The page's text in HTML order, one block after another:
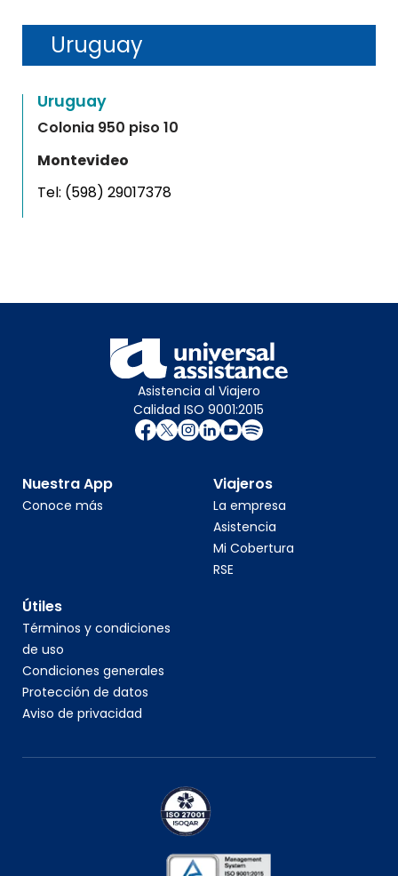
Uruguay
Uruguay
Colonia 950 piso 10
Montevideo
Tel: (598) 29017378
Asistencia al Viajero
Calidad ISO 9001:2015
Nuestra App
Conoce más
Viajeros
La empresa
Asistencia
Mi Cobertura
RSE
Útiles
Términos y condiciones
de uso
Condiciones generales
Protección de datos
Aviso de privacidad